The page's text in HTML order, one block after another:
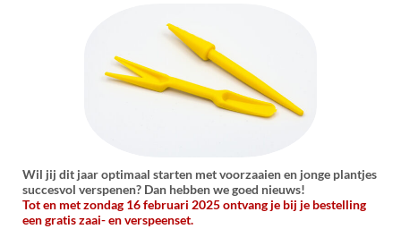
Wil jij dit jaar optimaal starten metvoorzaaienen jonge plantjes
succesvol verspenen? Dan hebben we goed nieuws!
Tot en met zondag 16 februari 2025 ontvang je bij je bestelling
een gratis zaai- en verspeenset.